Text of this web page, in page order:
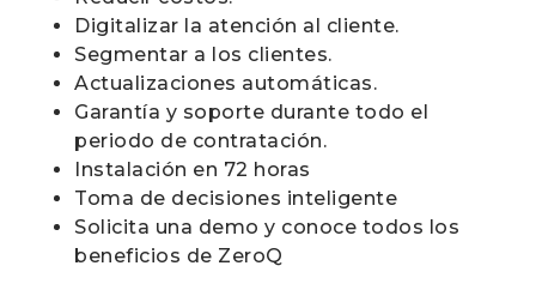
Digitalizar la atención al cliente.
Segmentar a los clientes.
Actualizaciones automáticas.
Garantía y soporte durante todo el
periodo de contratación.
Instalación en 72 horas
Toma de decisiones inteligente
Solicita una demo y conoce todos los
beneficios de ZeroQ